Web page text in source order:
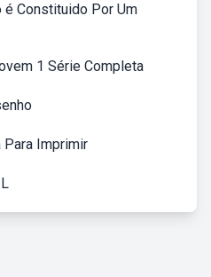
é Constituido Por Um
1 Série Completa
Para Imprimir